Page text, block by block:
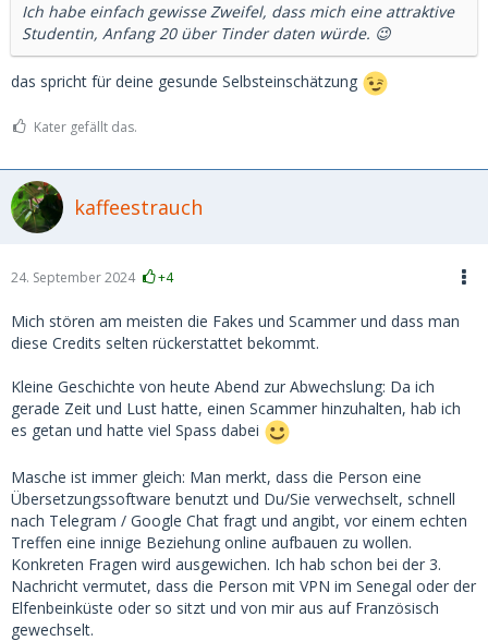
Ich habe einfach gewisse Zweifel, dass mich eine attraktive
Studentin, Anfang 20 über Tinder daten würde. 😉
das spricht für deine gesunde Selbsteinschätzung
Kater gefällt das.
kaffeestrauch
24. September 2024 +4
Mich stören am meisten die Fakes und Scammer und dass man
diese Credits selten rückerstattet bekommt.
Kleine Geschichte von heute Abend zur Abwechslung: Da ich
gerade Zeit und Lust hatte, einen Scammer hinzuhalten, hab ich
es getan und hatte viel Spass dabei
Masche ist immer gleich: Man merkt, dass die Person eine
Übersetzungssoftware benutzt und Du/Sie verwechselt, schnell
nach Telegram / Google Chat fragt und angibt, vor einem echten
Treffen eine innige Beziehung online aufbauen zu wollen.
Konkreten Fragen wird ausgewichen. Ich hab schon bei der 3.
Nachricht vermutet, dass die Person mit VPN im Senegal oder der
Elfenbeinküste oder so sitzt und von mir aus auf Französisch
gewechselt.